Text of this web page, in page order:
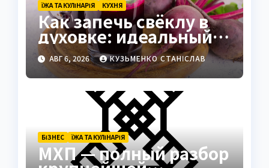
ЇЖА ТА КУЛІНАРІЯ КУХНЯ
Как запечь свёклу в
духовке: идеальный
способ сохранить вкус
АВГ 6, 2026 КУЗЬМЕНКО СТАНІСЛАВ
БІЗНЕС ЇЖА ТА КУЛІНАРІЯ
МХП — полный разбор